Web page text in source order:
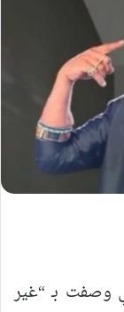
وصفت بـ “غير